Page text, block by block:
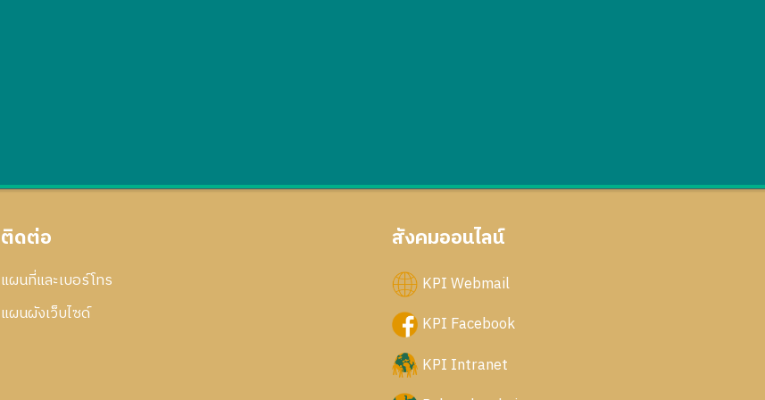
ติดต่อ
แผนที่และเบอร์โทร
แผนผังเว็บไซด์
สังคมออนไลน์
KPI Webmail
KPI Facebook
KPI Intranet